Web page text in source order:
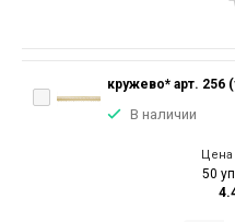
кружево* арт.
В наличии
Цена
50